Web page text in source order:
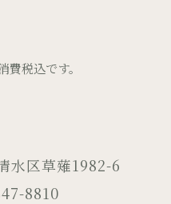
税込です。
水区草薙1982-6
8810